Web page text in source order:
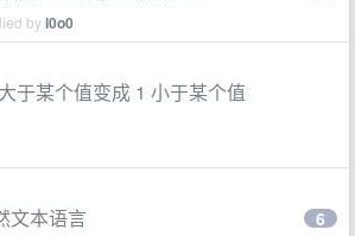
byl0o0
于某个值变成 1 小于某个值
文本语言 6